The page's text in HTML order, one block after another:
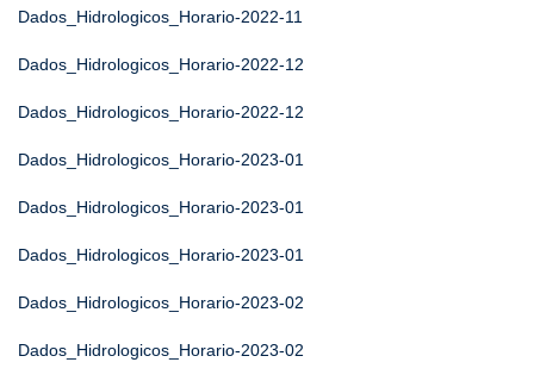
Dados_Hidrologicos_Horario-2022-11
Dados_Hidrologicos_Horario-2022-12
Dados_Hidrologicos_Horario-2022-12
Dados_Hidrologicos_Horario-2023-01
Dados_Hidrologicos_Horario-2023-01
Dados_Hidrologicos_Horario-2023-01
Dados_Hidrologicos_Horario-2023-02
Dados_Hidrologicos_Horario-2023-02